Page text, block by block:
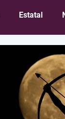
Estatal